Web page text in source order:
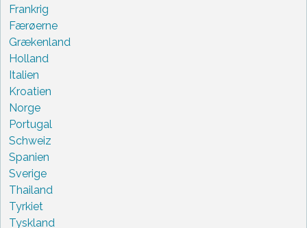
Frankrig
Færøerne
Grækenland
Holland
Italien
Kroatien
Norge
Portugal
Schweiz
Spanien
Sverige
Thailand
Tyrkiet
Tyskland